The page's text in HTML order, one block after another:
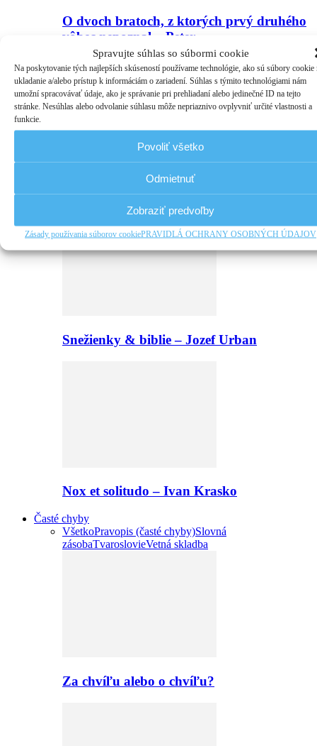
Spravujte súhlas so súbormi cookie
Na poskytovanie tých najlepších skúseností používame technológie, ako sú súbory cookie
ukladanie a/alebo prístup k informáciám o zariadení. Súhlas s týmito technológiami nám
umožní spracovávať údaje, ako je správanie pri prehliadaní alebo jedinečné ID na tejto
stránke. Nesúhlas alebo odvolanie súhlasu môže nepriaznivo ovplyvniť určité vlastnosti a
funkcie.
Povoliť všetko
Odmietnuť
Zobraziť predvoľby
Zásady používania súborov cookiePRAVIDLÁ OCHRANY OSOBNÝCH ÚDAJOV
O dvoch bratoch, z ktorých prvý druhého
vôbec nepoznal – Peter…
Snežienky & biblie – Jozef Urban
Nox et solitudo – Ivan Krasko
Časté chyby
VšetkoPravopis (časté chyby)Slovná
zásobaTvaroslovieVetná skladba
Za chvíľu alebo o chvíľu?